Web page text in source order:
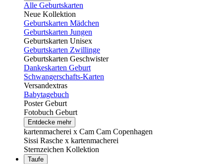
Alle Geburtskarten
Neue Kollektion
Geburtskarten Mädchen
Geburtskarten Jungen
Geburtskarten Unisex
Geburtskarten Zwillinge
Geburtskarten Geschwister
Dankeskarten Geburt
Schwangerschafts-Karten
Versandextras
Babytagebuch
Poster Geburt
Fotobuch Geburt
Entdecke mehr
kartenmacherei x Cam Cam Copenhagen
Sissi Rasche x kartenmacherei
Sternzeichen Kollektion
Taufe